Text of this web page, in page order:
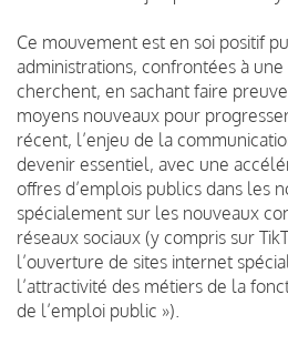
Ce mouvement est en soi positif
administrations, confrontées à
cherchent, en sachant faire
moyens nouveaux pour
récent, l’enjeu de la
devenir essentiel, avec une
offres d’emplois publics dans les
spécialement sur les nouveaux
réseaux sociaux (y compris sur
l’ouverture de sites internet
l’attractivité des métiers de la
de l’emploi public »).